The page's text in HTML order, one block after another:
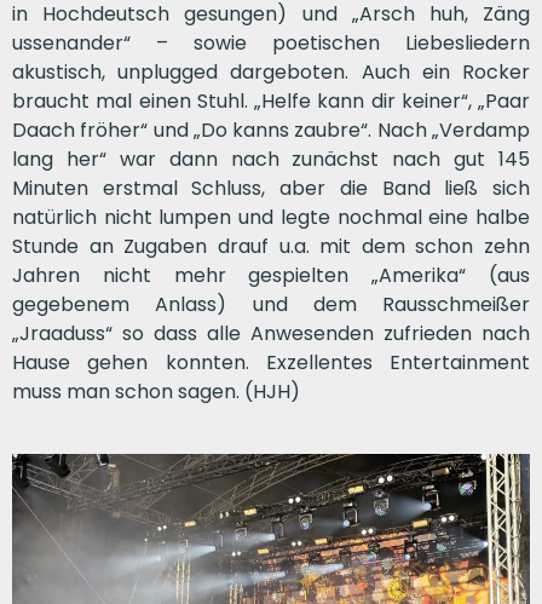
in Hochdeutsch gesungen) und „Arsch huh, Zäng
ussenander“ – sowie poetischen Liebesliedern
akustisch, unplugged dargeboten. Auch ein Rocker
braucht mal einen Stuhl. „Helfe kann dir keiner“, „Paar
Daach fröher“ und „Do kanns zaubre“. Nach „Verdamp
lang her“ war dann nach zunächst nach gut 145
Minuten erstmal Schluss, aber die Band ließ sich
natürlich nicht lumpen und legte nochmal eine halbe
Stunde an Zugaben drauf u.a. mit dem schon zehn
Jahren nicht mehr gespielten „Amerika“ (aus
gegebenem Anlass) und dem Rausschmeißer
„Jraaduss“ so dass alle Anwesenden zufrieden nach
Hause gehen konnten. Exzellentes Entertainment
muss man schon sagen. (HJH)